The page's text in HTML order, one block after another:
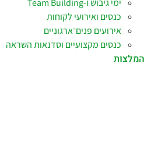
כנסים ואירועי לקוחות
אירועים פנים־ארגוניים
כנסים מקצועיים וסדנאות השראה
המלצות